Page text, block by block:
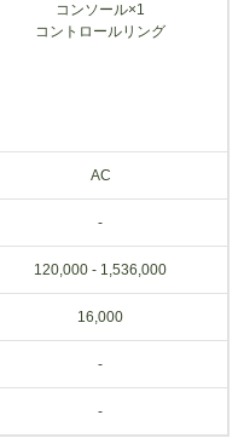
コンソール×1
コントロールリング
AC
-
120,000 - 1,536,000
16,000
-
-